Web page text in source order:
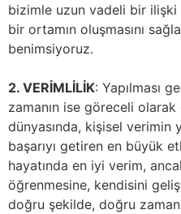
bizimle uzun vadeli bir
bir ortamın oluşmasını
benimsiyoruz.
2. VERİMLİLİK: Yapılması
zamanın ise göreceli
dünyasında, kişisel verimin
başarıyı getiren en büyük
hayatında en iyi verim,
öğrenmesine, kendisini
doğru şekilde, doğru